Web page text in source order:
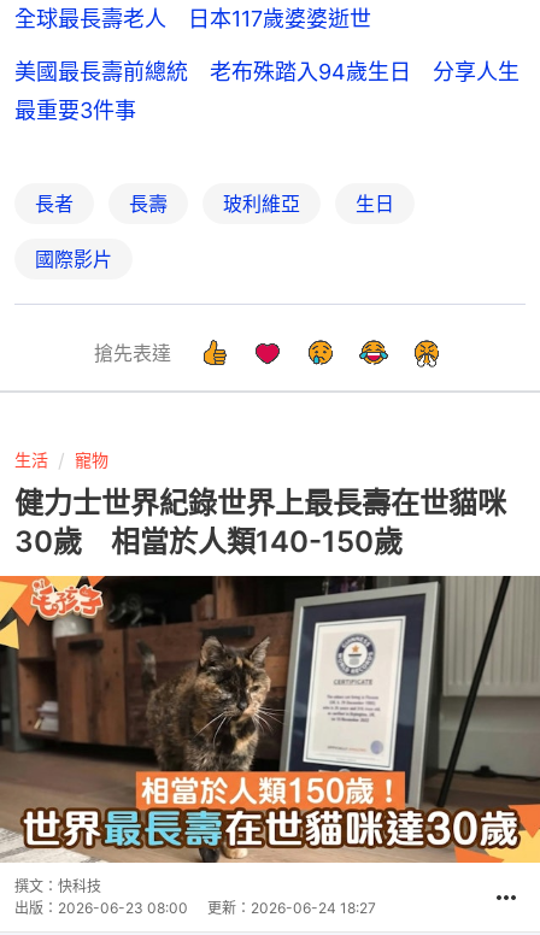
全球最長壽老人 日本117歲婆婆逝世
美國最長壽前總統 老布殊踏入94歲生日 分享人生
最重要3件事
長者 長壽 玻利維亞 生日
國際影片
搶先表達
生活 寵物
健力士世界紀錄世界上最長壽在世貓咪
30歲 相當於人類140-150歲
撰文： 快科技
出版： 2026-06-23 08:00 更新： 2026-06-24 18:27